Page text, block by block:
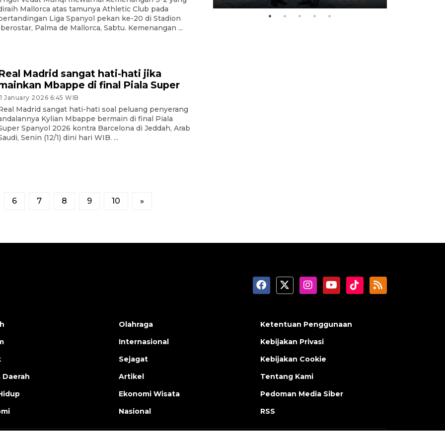
Mallorca atas tamunya Athletic Club pada
Liga Spanyol pekan ke-20 di Stadion
Palma de Mallorca, Sabtu. Kemenangan ...
Madrid sangat hati-hati jika
Mbappe di final Piala Super
January 2026 6:45 WIB
Madrid sangat hati-hati soal peluang penyerang
Kylian Mbappe bermain di final Piala
Spanyol 2026 kontra Barcelona di Jeddah, Arab
Senin (12/1) dini hari WIB. ...
6 7 8 9 10 »
Olahraga
Internasional
Sejagat
Artikel
Ekonomi Wisata
Nasional
Ketentuan Penggunaan
Kebijakan Privasi
Kebijakan Cookie
Tentang Kami
Pedoman Media Siber
RSS